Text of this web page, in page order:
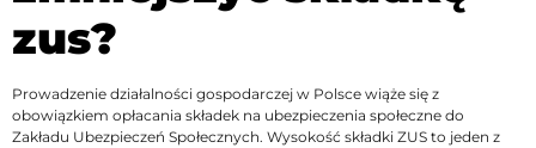
zus?
Prowadzenie działalności gospodarczej w Polsce wiąże się z
obowiązkiem opłacania składek na ubezpieczenia społeczne do
Zakładu Ubezpieczeń Społecznych. Wysokość składki ZUS to jeden z